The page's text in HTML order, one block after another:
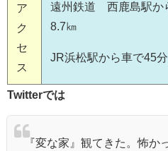
ア
ク
セ
ス
遠州鉄道 西鹿島駅か
8.7㎞
JR浜松駅から車で45
Twitterでは
『変な家』観てきた。怖か